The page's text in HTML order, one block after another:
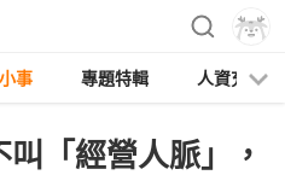
事 專題特輯 人資充電
「經營人脈」，